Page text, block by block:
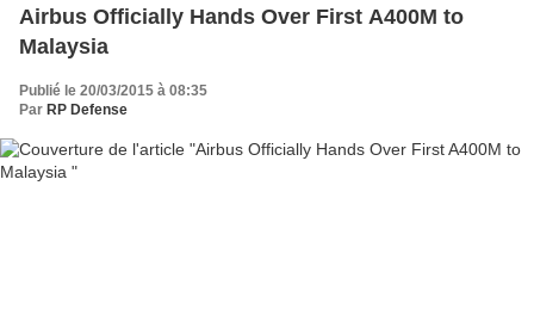
Airbus Officially Hands Over First A400M to
Malaysia
Publié le 20/03/2015 à 08:35
Par RP Defense